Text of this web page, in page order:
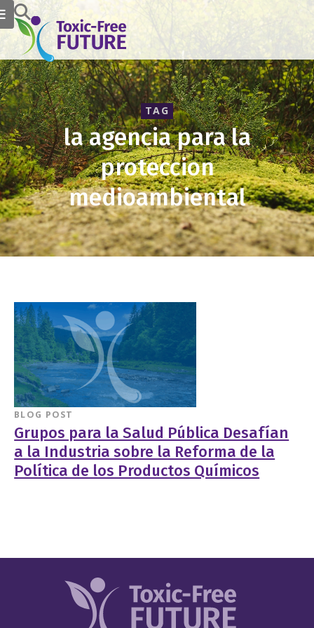
TAG
la agencia para la
proteccion
medioambiental
BLOG POST
Grupos para la Salud Pública Desafían
a la Industria sobre la Reforma de la
Política de los Productos Químicos